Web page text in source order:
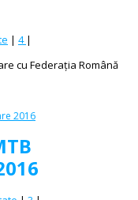
| 4 |
cu Federația Română